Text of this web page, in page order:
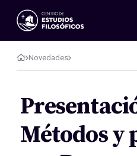
Eventos
Novedades
Investigación
Publicaciones
Galería
Novedades
Métodos y